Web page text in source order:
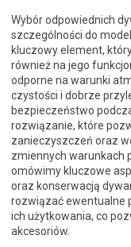
Wybór odpowiednich
szczególności do
kluczowy element,
również na jego
odporne na warunki
czystości i dobrze
bezpieczeństwo
rozwiązanie, które
zanieczyszczeń oraz
zmiennych warunkach
omówimy kluczowe
oraz konserwacją
rozwiązać ewentualne
ich użytkowania, co
akcesoriów.